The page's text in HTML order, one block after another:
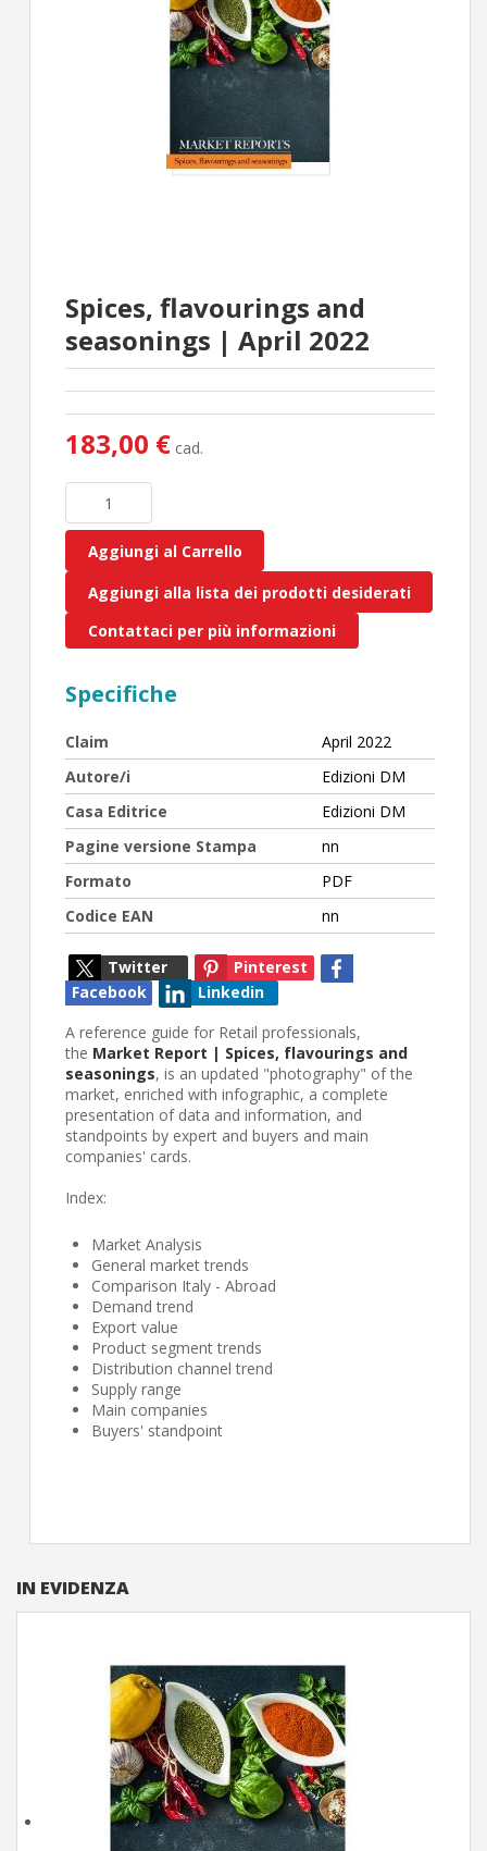
IN EVIDENZA
Spices, flavourings and
seasonings | April 2022
183,00 € cad.
Aggiungi al Carrello
Aggiungi alla lista dei prodotti desiderati
Contattaci per più informazioni
Specifiche
Claim
April 2022
Autore/i
Edizioni DM
Casa Editrice
Edizioni DM
Pagine versione Stampa
nn
Formato
PDF
Codice EAN
nn
Twitter
Pinterest
Facebook
Linkedin
A reference guide for Retail professionals,
the Market Report | Spices, flavourings and
seasonings, is an updated "photography" of the
market, enriched with infographic, a complete
presentation of data and information, and
standpoints by expert and buyers and main
companies' cards.
Index:
Market Analysis
General market trends
Comparison Italy - Abroad
Demand trend
Export value
Product segment trends
Distribution channel trend
Supply range
Main companies
Buyers' standpoint